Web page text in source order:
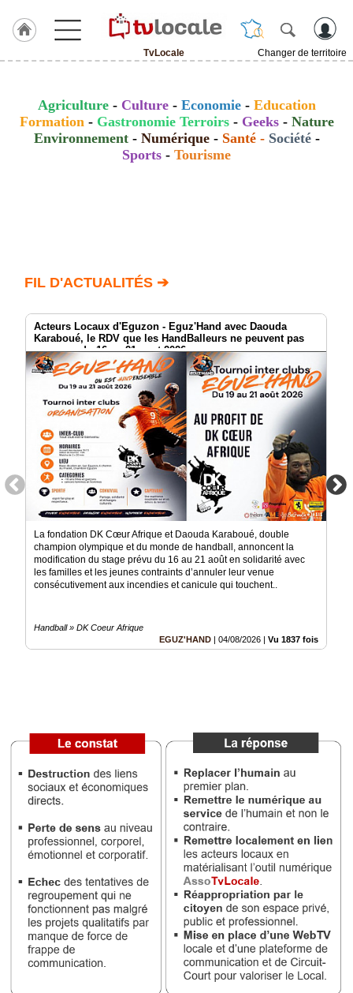
TvLocale
Changer de territoire
ACCUEIL
TvLocale
Gazette
Vidéos
Prémium
Inscription
annuaire
Agriculture- Culture - Economie- Education
Formation- Gastronomie Terroirs- Geeks- Nature
Environnement- Numérique- Santé- Société-
Sports - Tourisme
FIL D'ACTUALITÉS ➔
Acteurs Locaux d'Eguzon - Eguz'Hand avec Daouda
Karaboué, le RDV que les HandBalleurs ne peuvent pas
manquer du 16 au 21 aout 2026
La fondation DK Cœur Afrique et Daouda Karaboué, double
champion olympique et du monde de handball, annoncent la
modification du stage prévu du 16 au 21 août en solidarité avec
les familles et les jeunes contraints d’annuler leur venue
consécutivement aux incendies et canicule qui touchent..
Handball » DK Coeur Afrique
EGUZ'HAND
04/08/2026 Vu 1837 fois